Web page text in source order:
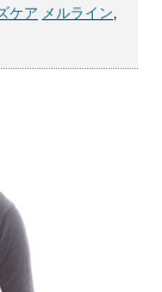
ケア メルライン,